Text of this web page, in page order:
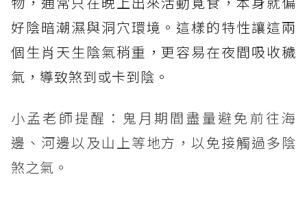
好陰暗潮濕與洞穴環境。這樣的特性讓這兩
個生肖天生陰氣稍重，更容易在夜間吸收穢
氣，導致煞到或卡到陰。
小孟老師提醒：鬼月期間盡量避免前往海
邊、河邊以及山上等地方，以免接觸過多陰
煞之氣。